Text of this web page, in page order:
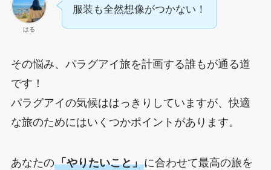
はる
服装も全然想像がつかない！
その悩み、パラグアイ旅を計画する誰もが通る道
です！
パラグアイの気候ははっきりしていますが、快適
な旅のためにはいくつかポイントがあります。
あなたの「やりたいこと」に合わせて最高の旅を